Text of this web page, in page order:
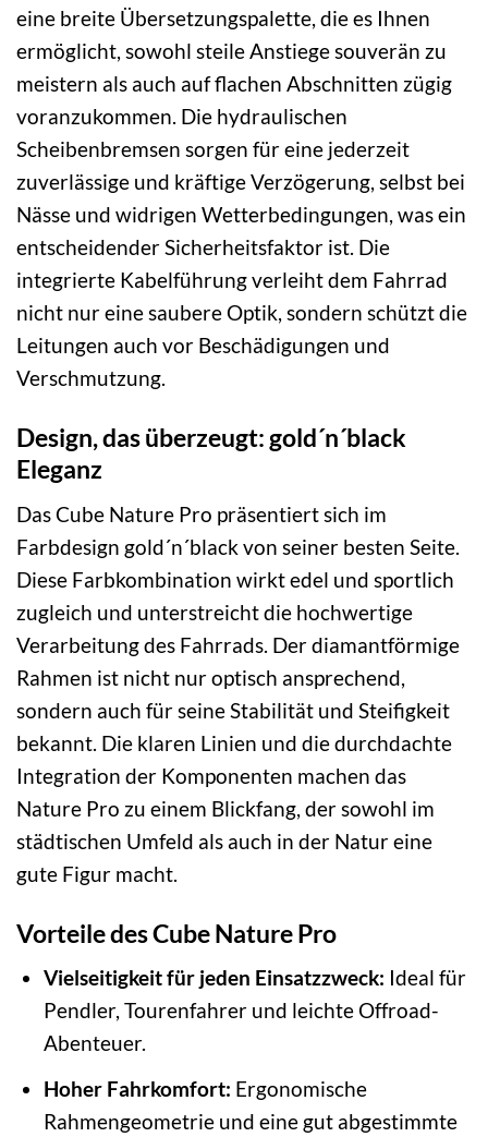
eine breite Übersetzungspalette, die es Ihnen
ermöglicht, sowohl steile Anstiege souverän zu
meistern als auch auf flachen Abschnitten zügig
voranzukommen. Die hydraulischen
Scheibenbremsen sorgen für eine jederzeit
zuverlässige und kräftige Verzögerung, selbst bei
Nässe und widrigen Wetterbedingungen, was ein
entscheidender Sicherheitsfaktor ist. Die
integrierte Kabelführung verleiht dem Fahrrad
nicht nur eine saubere Optik, sondern schützt die
Leitungen auch vor Beschädigungen und
Verschmutzung.
Design, das überzeugt: gold´n´black
Eleganz
Das Cube Nature Pro präsentiert sich im
Farbdesign gold´n´black von seiner besten Seite.
Diese Farbkombination wirkt edel und sportlich
zugleich und unterstreicht die hochwertige
Verarbeitung des Fahrrads. Der diamantförmige
Rahmen ist nicht nur optisch ansprechend,
sondern auch für seine Stabilität und Steifigkeit
bekannt. Die klaren Linien und die durchdachte
Integration der Komponenten machen das
Nature Pro zu einem Blickfang, der sowohl im
städtischen Umfeld als auch in der Natur eine
gute Figur macht.
Vorteile des Cube Nature Pro
Vielseitigkeit für jeden Einsatzzweck: Ideal für
Pendler, Tourenfahrer und leichte Offroad-
Abenteuer.
Hoher Fahrkomfort: Ergonomische
Rahmengeometrie und eine gut abgestimmte